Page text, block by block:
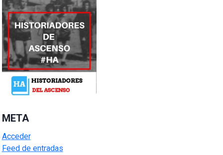
META
Acceder
Feed de entradas